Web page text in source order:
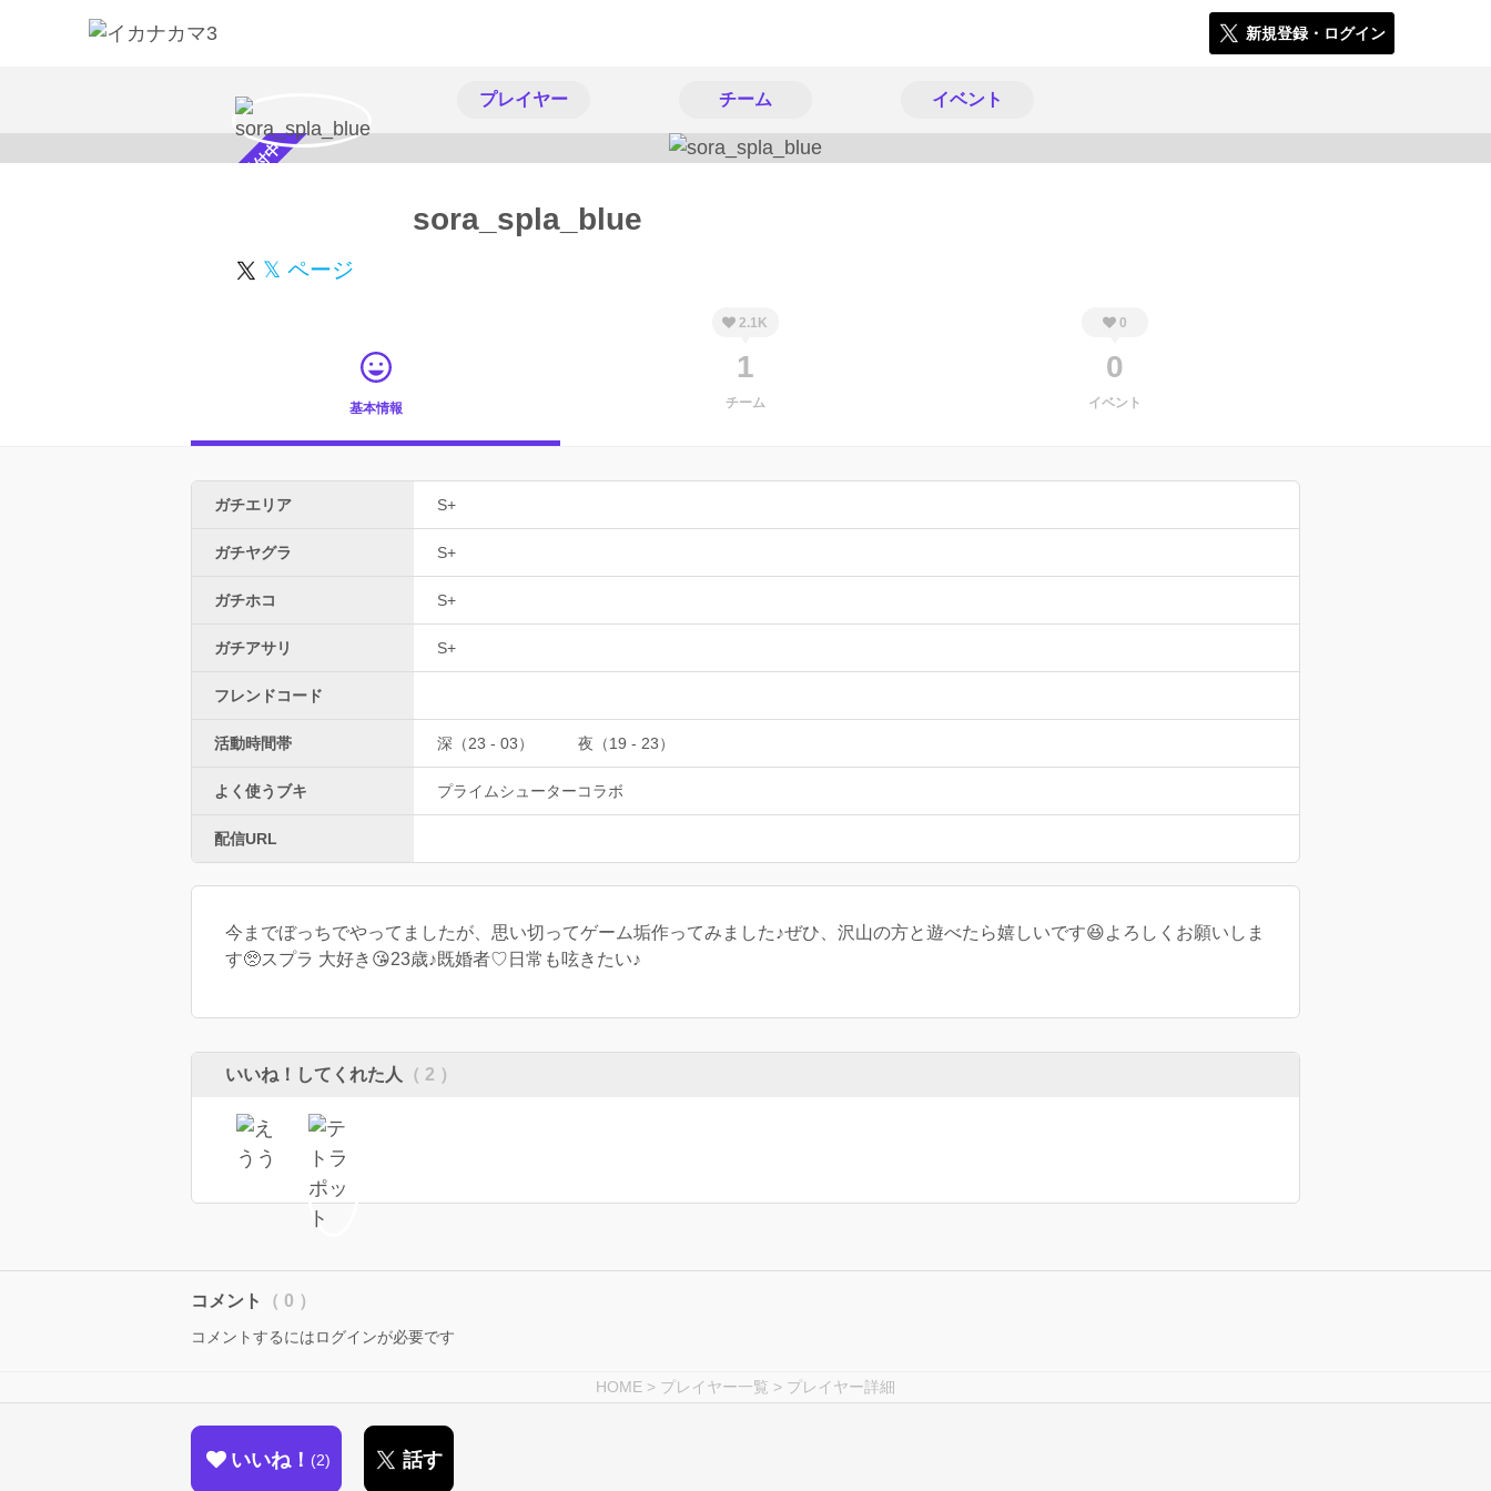
新規登録・ログイン
プレイヤー チーム イベント
スカウト受付中 sora_spla_blue
𝕏 ページ
基本情報
2.1K
1
チーム
0
0
イベント
ガチエリア S+
ガチヤグラ S+
ガチホコ S+
ガチアサリ S+
フレンドコード
活動時間帯 深（23 - 03） 夜（19 - 23）
よく使うブキ プライムシューターコラボ
配信URL
今までぼっちでやってましたが、思い切ってゲーム垢作ってみました♪ぜひ、沢山の方と遊べたら嬉しいです😆よろしくお願いしま
す🥺スプラ 大好き😘23歳♪既婚者♡日常も呟きたい♪
いいね！してくれた人 （ 2 ）
コメント （ 0 ）
コメントするにはログインが必要です
HOME > プレイヤー一覧 > プレイヤー詳細
いいね！ 2 話す